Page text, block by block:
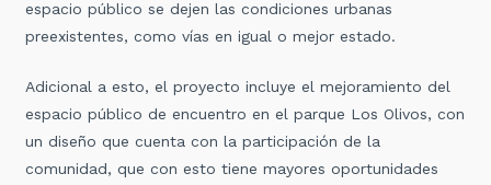
espacio público se dejen las condiciones urbanas
preexistentes, como vías en igual o mejor estado.
Adicional a esto, el proyecto incluye el mejoramiento del
espacio público de encuentro en el parque Los Olivos, con
un diseño que cuenta con la participación de la
comunidad, que con esto tiene mayores oportunidades